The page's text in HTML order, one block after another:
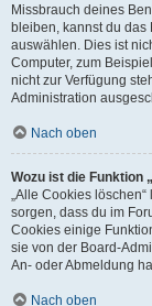
Missbrauch deines
bleiben, kannst du das
auswählen. Dies ist
Computer, zum
nicht zur Verfügung
Administration
Nach oben
Wozu ist die Funktion
„Alle Cookies
sorgen, dass du im
Cookies einige
sie von der Board-
An- oder Abmeldung
Nach oben